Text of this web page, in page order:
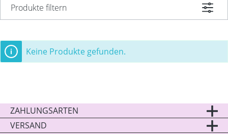
Produkte filtern
Keine Produkte gefunden.
ZAHLUNGSARTEN
VERSAND